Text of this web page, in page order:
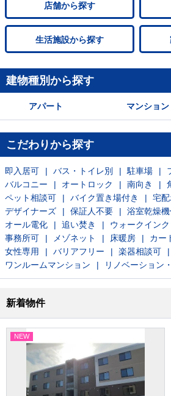
店舗から探す
生活施設から探す
建物種別から探す
アパート マンション
こだわりから探す
即入居可 バス・トイレ別 駐車場
バルコニー
オートロック 南向き
ペット相談可
バイク置き場付き
宅
デザイナーズ
保証人不要 浴室乾燥機
オール電化
追い焚き ウォークイン
事務所可
メゾネット 床暖房 カー
女性専用
バリアフリー 楽器相談可
ワンルームマンション
リノベーション
新着物件
NEW